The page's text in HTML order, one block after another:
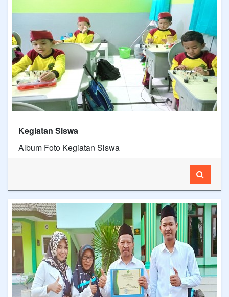
Kegiatan Siswa
Album Foto Kegiatan Siswa